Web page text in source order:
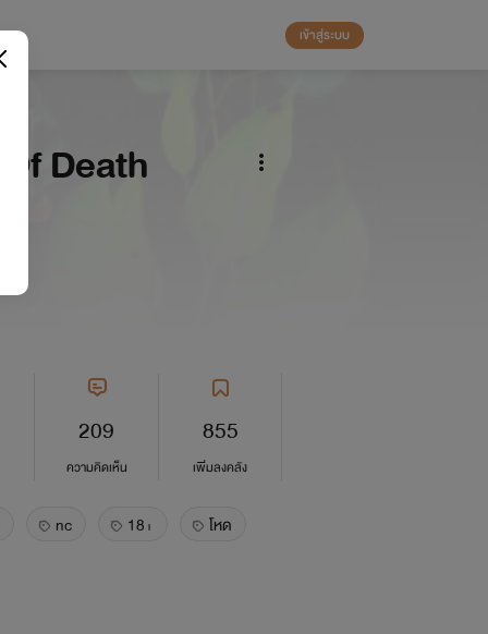
เข้าสู่ระบบ
Death
209
ความคิดเห็น
855
เพิ่มลงคลัง
nc 18+
โหด